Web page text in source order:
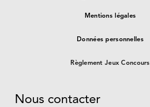
Mentions légales
Données personnelles
Règlement Jeux Concours
Nous contacter